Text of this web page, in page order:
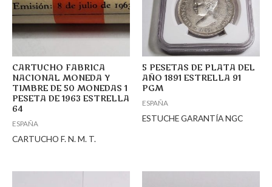
CARTUCHO FABRICA
NACIONAL MONEDA Y
TIMBRE DE 50 MONEDAS 1
PESETA DE 1963 ESTRELLA
64
ESPAÑA
CARTUCHO F. N. M. T.
5 PESETAS DE PLATA DEL
AÑO 1891 ESTRELLA 91
PGM
ESPAÑA
ESTUCHE GARANTÍA NGC